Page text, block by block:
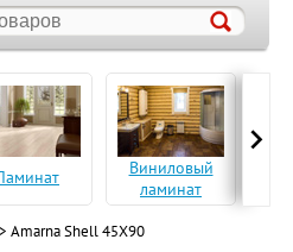
Виниловый
ламинат
> Amarna Shell 45X90